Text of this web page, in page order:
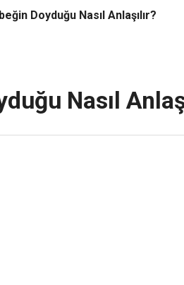
Doyduğu Nasıl Anlaşılır?
Nasıl